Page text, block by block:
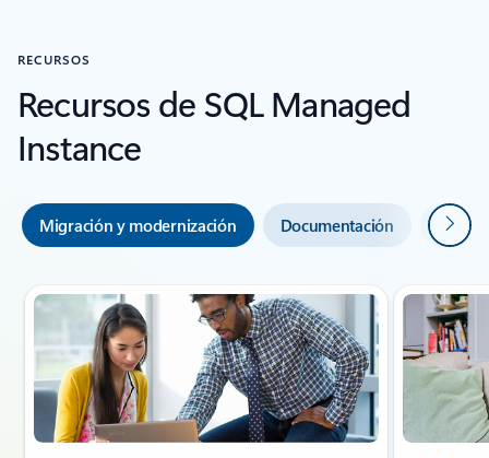
RECURSOS
Recursos de SQL Managed
Instance
Migración y modernización Documentación